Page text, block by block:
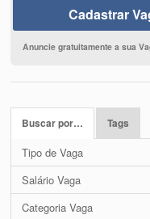
Cadastrar
Anuncie gratuitamente a sua
Buscar por… Tags
Tipo de Vaga
Salário Vaga
Categoria Vaga